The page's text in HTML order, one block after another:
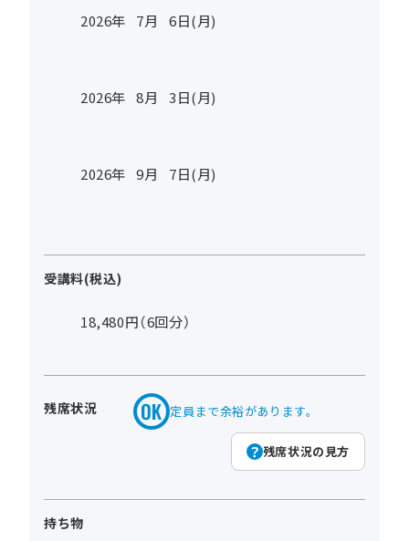
2026年 7月 6日(月)
2026年 8月 3日(月)
2026年 9月 7日(月)
受講料(税込)
18,480円（6回分）
残席状況 定員まで余裕があります。
残席状況の見方
持ち物